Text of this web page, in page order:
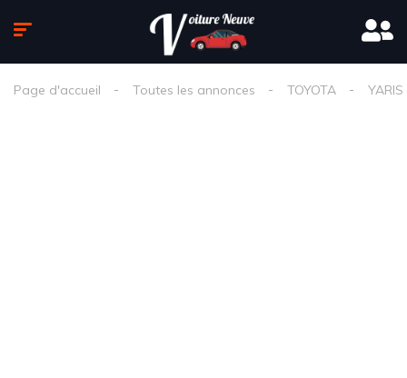
Page d'accueil Toutes les annonces TOYOTA YARIS